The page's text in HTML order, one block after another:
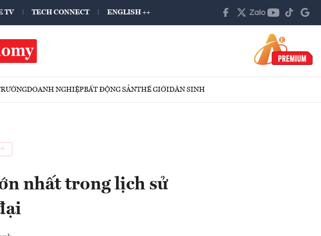
TV TECH CONNECT ENGLISH ++
DOANH NGHIỆPBẤT ĐỘNG SẢNTHẾ GIỚIDÂN SINH
nhất trong lịch sử